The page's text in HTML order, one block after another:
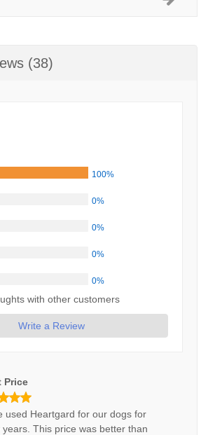
(38)
100%
0%
0%
0%
0%
with other customers
Write a Review
Price
used Heartgard for our dogs for
years. This price was better than